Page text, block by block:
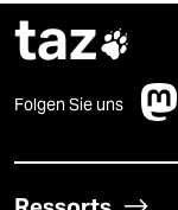
taz
Folgen Sie uns